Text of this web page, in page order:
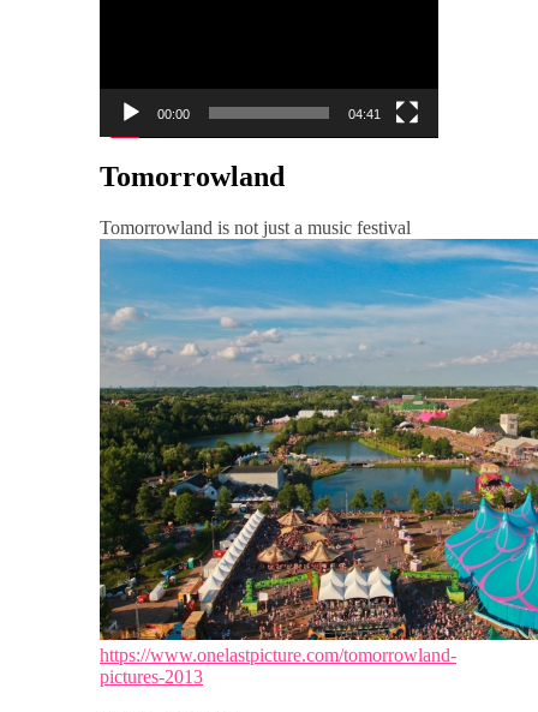
00:00 04:41
Tomorrowland
Tomorrowland is not just a music festival
https://www.onelastpicture.com/tomorrowland-
pictures-2013